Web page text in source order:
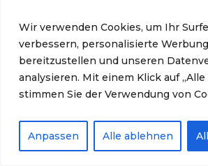
Wir verwenden Cookies, um Ihr
verbessern, personalisierte
bereitzustellen und unseren
analysieren. Mit einem Klick auf
stimmen Sie der Verwendung von
Anpassen Alle ablehnen
gesondert informieren und
Einwilligung abfragen.
Kontaktformular
Wenn Sie uns per
Anfragen zukommen
Angaben aus dem